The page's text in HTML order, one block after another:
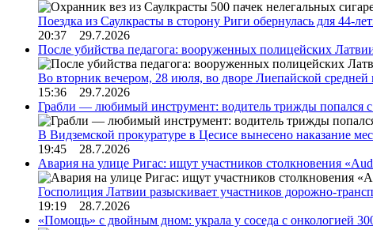
Поездка из Саулкрасты в сторону Риги обернулась для 44-
20:37 29.7.2026
После убийства педагога: вооруженных полицейских
Во вторник вечером, 28 июля, во дворе Лиепайской
15:36 29.7.2026
Грабли — любимый инструмент: водитель трижды попался
В Видземской прокуратуре в Цесисе вынесено наказание
19:45 28.7.2026
Авария на улице Ригас: ищут участников столкновения
Госполиция Латвии разыскивает участников дорожно-
19:19 28.7.2026
«Помощь» с двойным дном: украла у соседа с онкологией